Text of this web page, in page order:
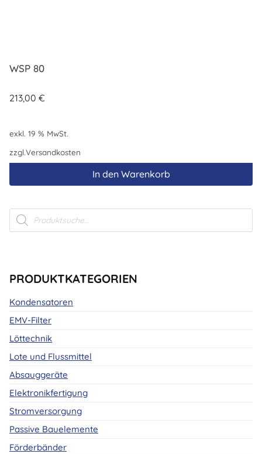
WSP 80
213,00 €
exkl. 19 % MwSt.
zzgl.Versandkosten
In den Warenkorb
Products
search
PRODUKTKATEGORIEN
Kondensatoren
EMV-Filter
Löttechnik
Lote und Flussmittel
Absauggeräte
Elektronikfertigung
Stromversorgung
Passive Bauelemente
Förderbänder